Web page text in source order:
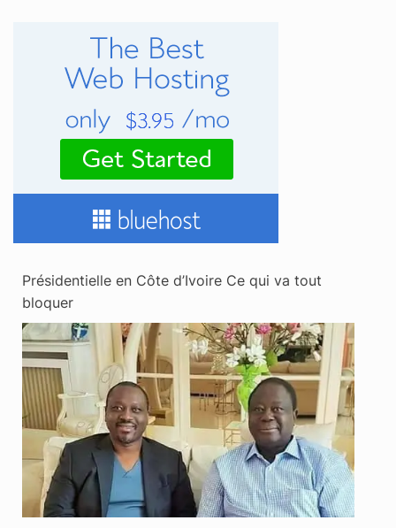
Présidentielle en Côte d’Ivoire Ce qui va tout
bloquer